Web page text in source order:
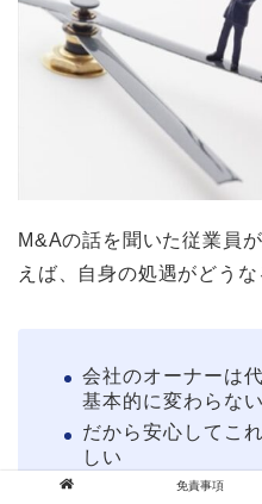
M&Aの話を聞いた従業員
えば、自身の処遇がどうな
会社のオーナーは
基本的に変わらない
だから安心してこ
しい
免責事項